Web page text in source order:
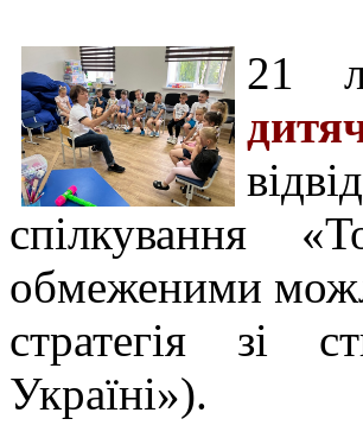
21
спілкування
обмеженими
стратегія зі
Україні»).